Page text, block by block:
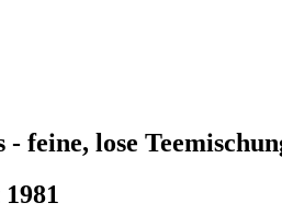
- feine, lose